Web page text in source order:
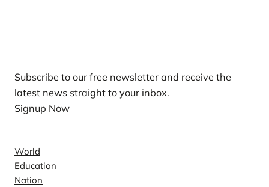
Subscribe to our free newsletter and receive the
latest news straight to your inbox.
Signup Now
World
Education
Nation